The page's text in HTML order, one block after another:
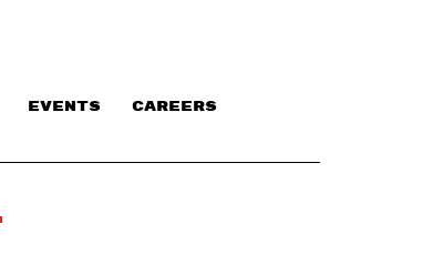
EVENTS CAREERS